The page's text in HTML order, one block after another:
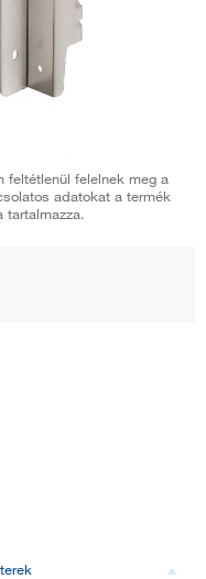
felelnek meg a
adatokat a termék
tartalmazza.